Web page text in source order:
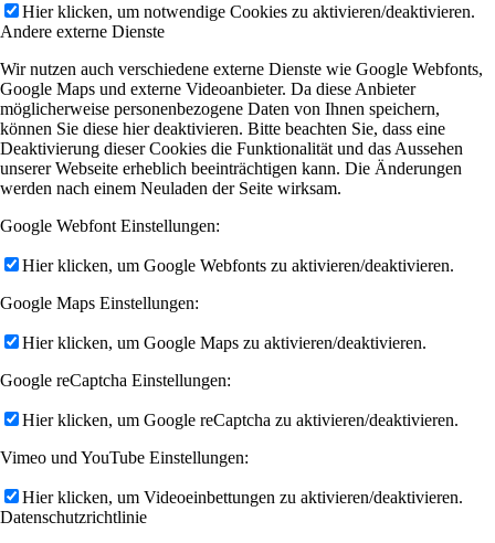
Hier klicken, um notwendige Cookies zu aktivieren/deaktivieren.
Andere externe Dienste
Wir nutzen auch verschiedene externe Dienste wie Google Webfonts,
Google Maps und externe Videoanbieter. Da diese Anbieter
möglicherweise personenbezogene Daten von Ihnen speichern,
können Sie diese hier deaktivieren. Bitte beachten Sie, dass eine
Deaktivierung dieser Cookies die Funktionalität und das Aussehen
unserer Webseite erheblich beeinträchtigen kann. Die Änderungen
werden nach einem Neuladen der Seite wirksam.
Google Webfont Einstellungen:
Hier klicken, um Google Webfonts zu aktivieren/deaktivieren.
Google Maps Einstellungen:
Hier klicken, um Google Maps zu aktivieren/deaktivieren.
Google reCaptcha Einstellungen:
Hier klicken, um Google reCaptcha zu aktivieren/deaktivieren.
Vimeo und YouTube Einstellungen:
Hier klicken, um Videoeinbettungen zu aktivieren/deaktivieren.
Datenschutzrichtlinie